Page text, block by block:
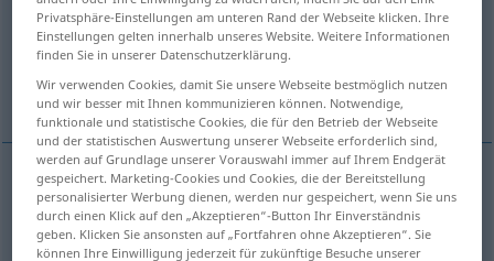
Ich, Subjekt
einfarbige Blume, Tier von einheitlicher
Färbung
Selbstn self
Privatsphäre-Einstellungen am unteren Rand der Webseite klicken. Ihre
Einstellungen gelten innerhalb unseres Website. Weitere Informationen
finden Sie in unserer Datenschutzerklärung.
Wir verwenden Cookies, damit Sie unsere Webseite bestmöglich nutzen
und wir besser mit Ihnen kommunizieren können. Notwendige,
funktionale und statistische Cookies, die für den Betrieb der Webseite
und der statistischen Auswertung unserer Webseite erforderlich sind,
werden auf Grundlage unserer Vorauswahl immer auf Ihrem Endgerät
gespeichert. Marketing-Cookies und Cookies, die der Bereitstellung
personalisierter Werbung dienen, werden nur gespeichert, wenn Sie uns
durch einen Klick auf den „Akzeptieren“-Button Ihr Einverständnis
geben. Klicken Sie ansonsten auf „Fortfahren ohne Akzeptieren“. Sie
können Ihre Einwilligung jederzeit für zukünftige Besuche unserer